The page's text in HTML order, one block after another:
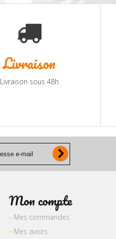
Livraison
Livraison sous 48h
Mon compte
Mes commandes
Mes avoirs